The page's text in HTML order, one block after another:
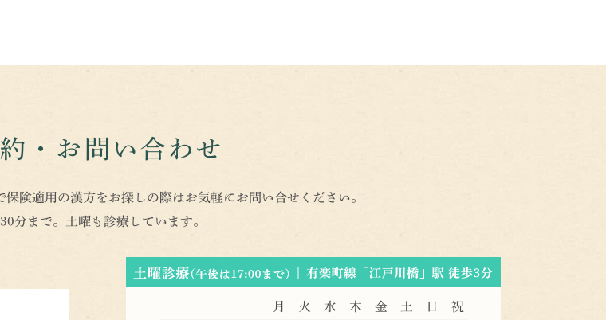
・お問い合わせ
険適用の漢方をお探しの際はお気軽にお問い合せください。
分まで。土曜も診療しています。